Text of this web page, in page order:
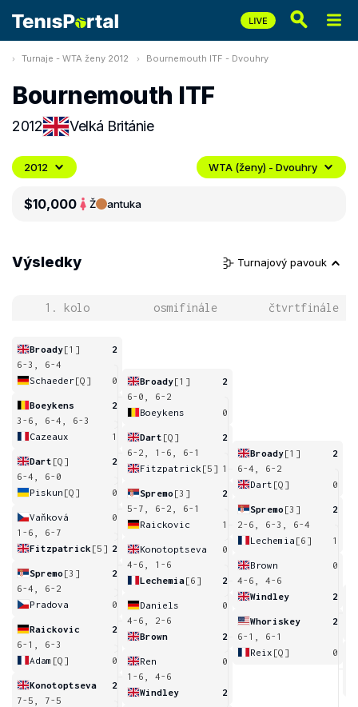
Turnaje - WTA ženy 2012 Bournemouth ITF - Dvouhry
Bournemouth ITF
2012 Velká Británie
2012 WTA (ženy) - Dvouhry
$10,000 Ž antuka
Výsledky Turnajový pavouk
1. kolo osmifinále čtvrtfinále
Broady[1]
2
6-3, 6-4
Schaeder[Q] 0
Boeykens
2
3-6, 6-4, 6-3
Cazeaux
1
Dart [Q]
2
6-4, 6-0
Piskun [Q] 0
Vaňková
0
1-6, 6-7
Fitzpatrick [5] 2
Spremo [3]
2
6-4, 6-2
Pradova
0
Raickovic
2
6-1, 6-3
Adam [Q] 0
Konotoptseva
2
7-5, 7-5
Broady[1]
2
6-0, 6-2
Boeykens
0
Dart [Q]
2
6-2, 1-6, 6-1
Fitzpatrick [5] 1
Spremo [3]
2
5-7, 6-2, 6-1
Raickovic
1
Konotoptseva
0
4-6, 1-6
Lechemia[6] 2
Daniels
0
4-6, 2-6
Brown
2
Ren
0
1-6, 4-6
Windley
2
Broady[1]
2
6-4, 6-2
Dart [Q] 0
Spremo [3]
2
2-6, 6-3, 6-4
Lechemia [6] 1
Brown
0
4-6, 4-6
Windley
2
Whoriskey
2
6-1, 6-1
Reix [Q] 0